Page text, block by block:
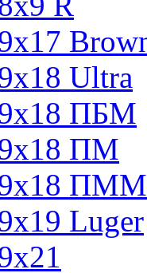
Ultra
ПБМ
ПМ
9x18 ПММ
Luger